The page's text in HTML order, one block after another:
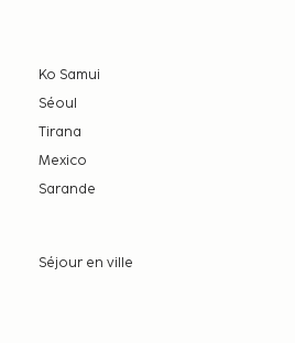
Ko Samui
Séoul
Tirana
Mexico
Sarande
Séjour en ville